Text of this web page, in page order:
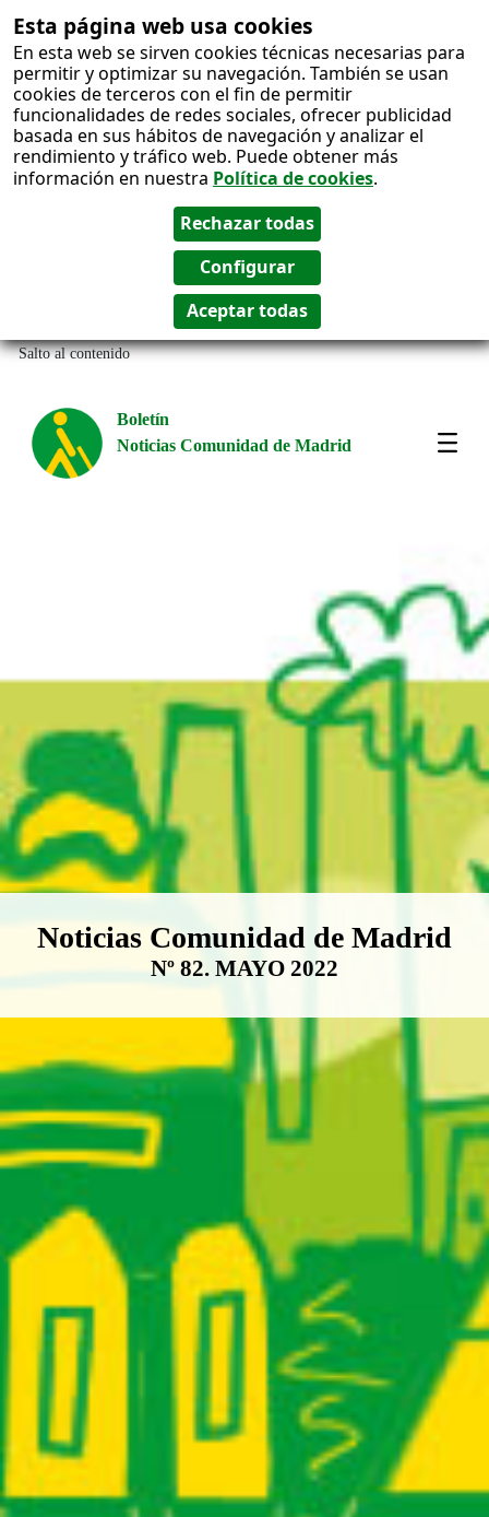
Esta página web usa cookies
En esta web se sirven cookies técnicas necesarias para
permitir y optimizar su navegación. También se usan
cookies de terceros con el fin de permitir
funcionalidades de redes sociales, ofrecer publicidad
basada en sus hábitos de navegación y analizar el
rendimiento y tráfico web. Puede obtener más
información en nuestra Política de cookies.
Salto al contenido
Boletín
Noticias Comunidad de Madrid
Boletín Noticias Comunidad de
Noticias Comunidad de Madrid
Nº 82. MAYO 2022